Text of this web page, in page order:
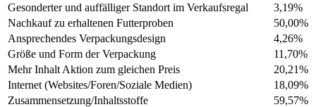
Gesonderter und auffälliger Standort im Verkaufsregal
3,19%
Nachkauf zu erhaltenen Futterproben
50,00%
Ansprechendes Verpackungsdesign
4,26%
Größe und Form der Verpackung
11,70%
Mehr Inhalt Aktion zum gleichen Preis
20,21%
Internet (Websites/Foren/Soziale Medien)
18,09%
Zusammensetzung/Inhaltsstoffe
59,57%